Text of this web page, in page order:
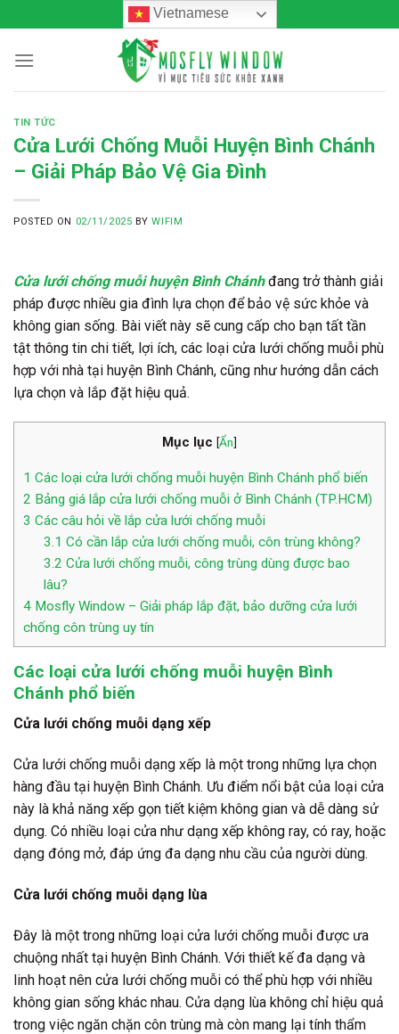
to
content
Vietnamese
TIN TỨC
Cửa Lưới Chống Muỗi Huyện Bình Chánh
– Giải Pháp Bảo Vệ Gia Đình
POSTED ON 02/11/2025 BYWIFIM
Cửa lưới chống muỗi huyện Bình Chánhđang trở thành giải
pháp được nhiều gia đình lựa chọn để bảo vệ sức khỏe và
không gian sống. Bài viết này sẽ cung cấp cho bạn tất tần
tật thông tin chi tiết, lợi ích, các loại cửa lưới chống muỗi phù
hợp với nhà tại huyện Bình Chánh, cũng như hướng dẫn cách
lựa chọn và lắp đặt hiệu quả.
Mục lục [Ẩn]
1 Các loại cửa lưới chống muỗi huyện Bình Chánh phổ biến
2 Bảng giá lắp cửa lưới chống muỗi ở Bình Chánh (TP.HCM)
3 Các câu hỏi về lắp cửa lưới chống muỗi
3.1 Có cần lắp cửa lưới chống muỗi, côn trùng không?
3.2 Cửa lưới chống muỗi, công trùng dùng được bao
lâu?
4 Mosfly Window – Giải pháp lắp đặt, bảo dưỡng cửa lưới
chống côn trùng uy tín
Các loại cửa lưới chống muỗi huyện Bình
Chánh phổ biến
Cửa lưới chống muỗi dạng xếp
Cửa lưới chống muỗi dạng xếp là một trong những lựa chọn
hàng đầu tại huyện Bình Chánh. Ưu điểm nổi bật của loại cửa
này là khả năng xếp gọn tiết kiệm không gian và dễ dàng sử
dụng. Có nhiều loại cửa như dạng xếp không ray, có ray, hoặc
dạng đóng mở, đáp ứng đa dạng nhu cầu của người dùng.
Cửa lưới chống muỗi dạng lùa
Đây là một trong những loại cửa lưới chống muỗi được ưa
chuộng nhất tại huyện Bình Chánh. Với thiết kế đa dạng và
linh hoạt nên cửa lưới chống muỗi có thể phù hợp với nhiều
không gian sống khác nhau. Cửa dạng lùa không chỉ hiệu quả
trong việc ngăn chặn côn trùng mà còn mang lại tính thẩm